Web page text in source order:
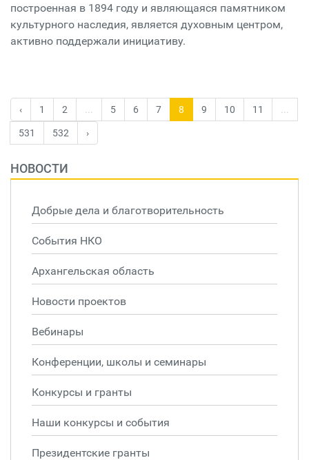
построенная в 1894 году и являющаяся памятником
культурного наследия, является духовным центром,
активно поддержали инициативу.
‹ 1 2 5 6 7 8 9 10 11
531 532 ›
НОВОСТИ
Добрые дела и благотворительность
События НКО
Архангельская область
Новости проектов
Вебинары
Конференции, школы и семинары
Конкурсы и гранты
Наши конкурсы и события
Президентские гранты